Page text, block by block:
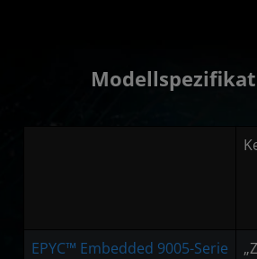
EPYC™ Embedded 9005-Serie